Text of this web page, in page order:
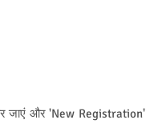
जाएं और 'New Registration'